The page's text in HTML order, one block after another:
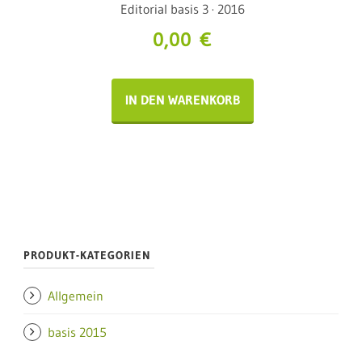
Editorial basis 3 · 2016
0,00€
IN DEN WARENKORB
PRODUKT-KATEGORIEN
Allgemein
basis 2015